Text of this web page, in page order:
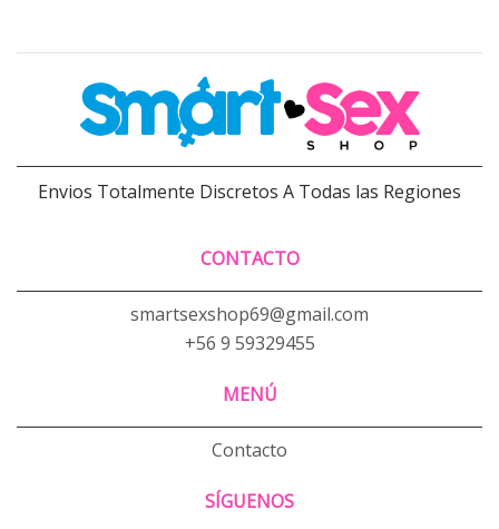
Envios Totalmente Discretos A Todas las Regiones
CONTACTO
smartsexshop69@gmail.com
+56 9 59329455
MENÚ
Contacto
SÍGUENOS